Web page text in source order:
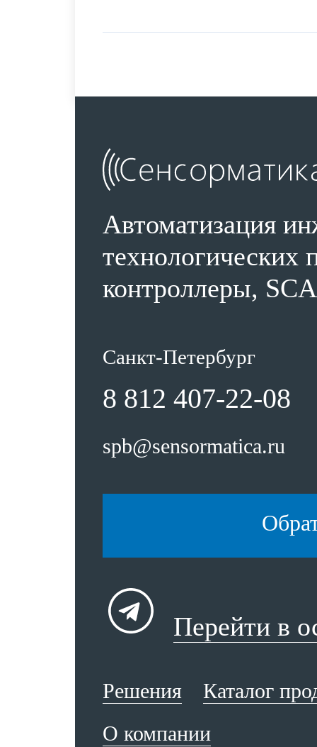
Автоматизация
технологических
контроллеры,
Санкт-Петербург
8 812 407-22-08
spb@sensormatica.ru
Перейти в
Решения
Каталог
О компании